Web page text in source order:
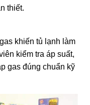
thiết.
khiến tủ lạnh làm
kiểm tra áp suất,
gas đúng chuẩn kỹ